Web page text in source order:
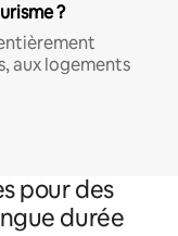
?
aux logements
pour des
durée